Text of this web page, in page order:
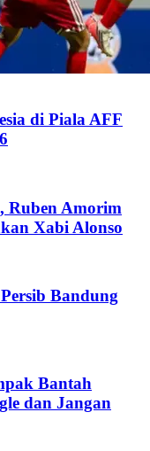
di Piala AFF
Ruben Amorim
Xabi Alonso
Bandung
Bantah
dan Jangan